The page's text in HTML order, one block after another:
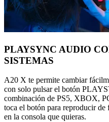
PLAYSYNC AUDIO
SISTEMAS
A20 X te permite cambiar
con solo pulsar el botón
combinación de PS5, XBOX,
toca el botón para reproducir
en la consola que quieras.